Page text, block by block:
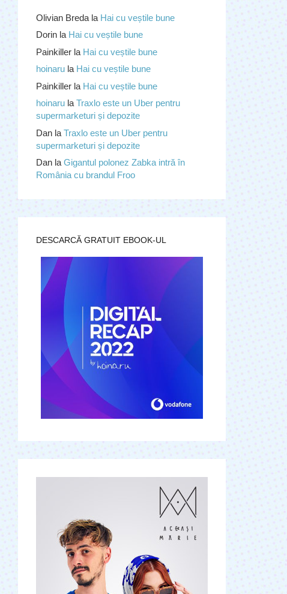
Olivian Bredala Hai cu veștile bune
Dorinla Hai cu veștile bune
Painkillerla Hai cu veștile bune
hoinarula Hai cu veștile bune
Painkillerla Hai cu veștile bune
hoinarula Traxlo este un Uber pentru
supermarketuri și depozite
Danla Traxlo este un Uber pentru
supermarketuri și depozite
Danla Gigantul polonez Zabka intră în
România cu brandul Froo
DESCARCĂ GRATUIT EBOOK-UL